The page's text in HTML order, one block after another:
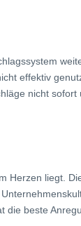
effektiv
nicht
liegt.
die beste